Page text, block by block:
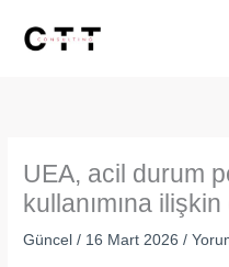
UEA, acil durum
kullanımına ilişkin
Güncel / 16 Mart 2026/